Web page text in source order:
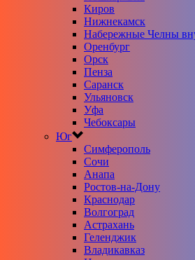
Киров
Нижнекамск
Набережные Челны
Оренбург
Орск
Пенза
Саранск
Ульяновск
Уфа
Чебоксары
Юг
Симферополь
Сочи
Анапа
Ростов-на-Дону
Краснодар
Волгоград
Астрахань
Геленджик
Владикавказ